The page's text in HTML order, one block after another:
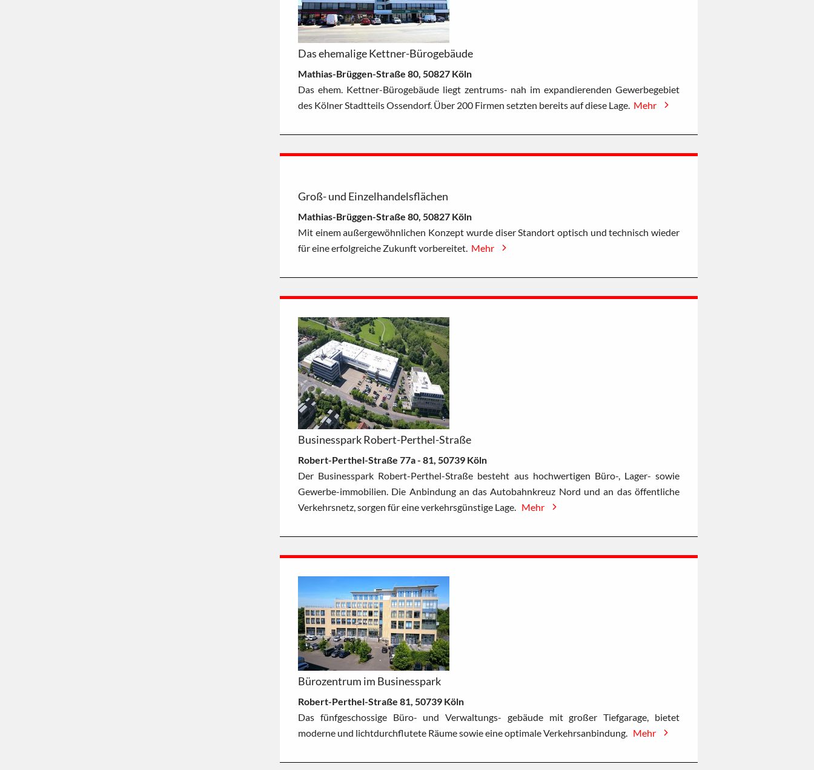
Das ehemalige Kettner-Bürogebäude
Mathias-Brüggen-Straße 80, 50827 Köln
Das ehem. Kettner-Bürogebäude liegt zentrums- nah im expandierenden Gewerbegebiet
des Kölner Stadtteils Ossendorf. Über 200 Firmen setzten bereits auf diese Lage. Mehr
Groß- und Einzelhandelsflächen
Mathias-Brüggen-Straße 80, 50827 Köln
Mit einem außergewöhnlichen Konzept wurde diser Standort optisch und technisch wieder
für eine erfolgreiche Zukunft vorbereitet. Mehr
Businesspark Robert-Perthel-Straße
Robert-Perthel-Straße 77a - 81, 50739 Köln
Der Businesspark Robert-Perthel-Straße besteht aus hochwertigen Büro-, Lager- sowie
Gewerbe-immobilien. Die Anbindung an das Autobahnkreuz Nord und an das öffentliche
Verkehrsnetz, sorgen für eine verkehrsgünstige Lage. Mehr
Bürozentrum im Businesspark
Robert-Perthel-Straße 81, 50739 Köln
Das fünfgeschossige Büro- und Verwaltungs- gebäude mit großer Tiefgarage, bietet
moderne und lichtdurchflutete Räume sowie eine optimale Verkehrsanbindung. Mehr